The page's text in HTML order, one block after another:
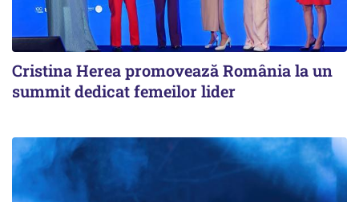
Cristina Herea promovează România la un
summit dedicat femeilor lider